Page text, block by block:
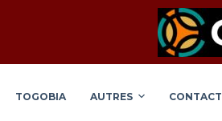
TOGOBIA AUTRES CONTACT